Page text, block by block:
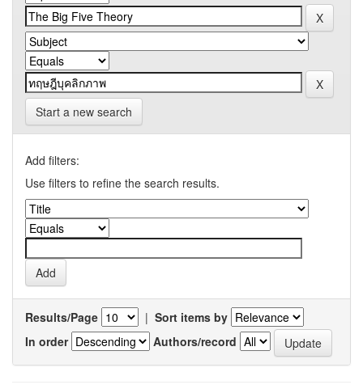
Start a new search
Add filters:
Use filters to refine the search results.
Results/Page | Sort items by
In order
Authors/record